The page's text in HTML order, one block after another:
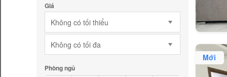
Giá
Không có tối thiểu
Không có tối đa
Phòng ngủ
Mới